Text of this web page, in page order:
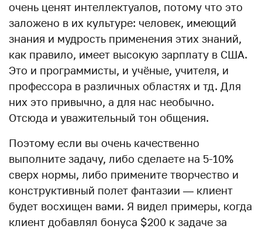
очень ценят интеллектуалов, потому что это
заложено в их культуре: человек, имеющий
знания и мудрость применения этих знаний,
как правило, имеет высокую зарплату в США.
Это и программисты, и учёные, учителя, и
профессора в различных областях и тд. Для
них это привычно, а для нас необычно.
Отсюда и уважительный тон общения.
Поэтому если вы очень качественно
выполните задачу, либо сделаете на 5-10%
сверх нормы, либо примените творчество и
конструктивный полет фантазии — клиент
будет восхищен вами. Я видел примеры, когда
клиент добавлял бонуса $200 к задаче за